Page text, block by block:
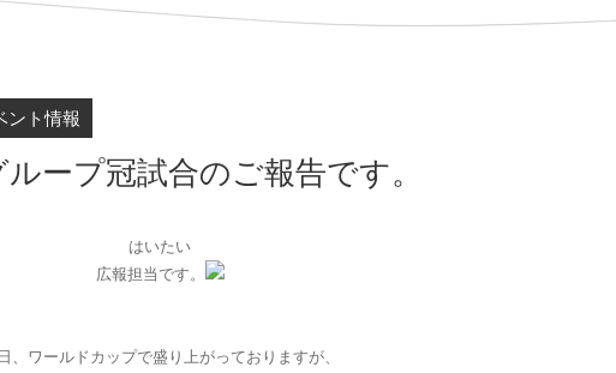
ント情報
ープ冠試合のご報告です。
はいたい
広報担当です。
、ワールドカップで盛り上がっておりますが、